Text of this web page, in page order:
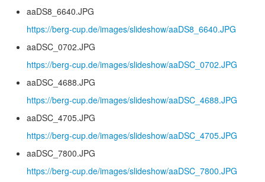
aaDS8_6640.JPG
https://berg-cup.de/images/slideshow/aaDS8_6640.JPG
aaDSC_0702.JPG
https://berg-cup.de/images/slideshow/aaDSC_0702.JPG
aaDSC_4688.JPG
https://berg-cup.de/images/slideshow/aaDSC_4688.JPG
aaDSC_4705.JPG
https://berg-cup.de/images/slideshow/aaDSC_4705.JPG
aaDSC_7800.JPG
https://berg-cup.de/images/slideshow/aaDSC_7800.JPG